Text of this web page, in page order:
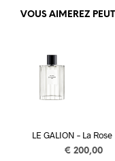
VOUS AIMEREZ
LE GALION – La Rose
€ 200,00